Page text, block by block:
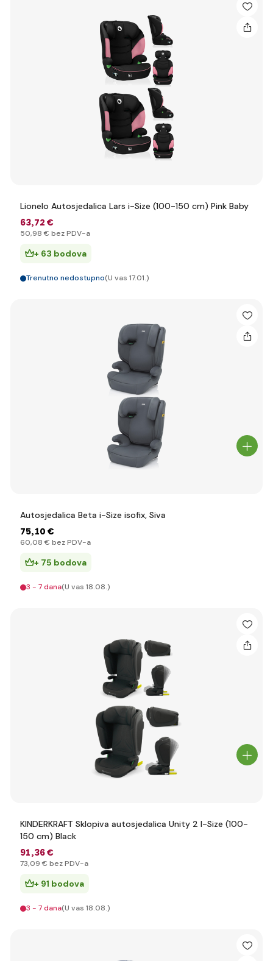
Lionelo Autosjedalica Lars i-Size (100-150 cm) Pink Baby
63,72 €
50,98 € bez PDV-a
+ 63 bodova
Trenutno nedostupno(U vas 17.01.)
Autosjedalica Beta i-Size isofix, Siva
75,10 €
60,08 € bez PDV-a
+ 75 bodova
3 - 7 dana(U vas 18.08.)
KINDERKRAFT Sklopiva autosjedalica Unity 2 I-Size (100-
150 cm) Black
91,36 €
73,09 € bez PDV-a
+ 91 bodova
3 - 7 dana(U vas 18.08.)